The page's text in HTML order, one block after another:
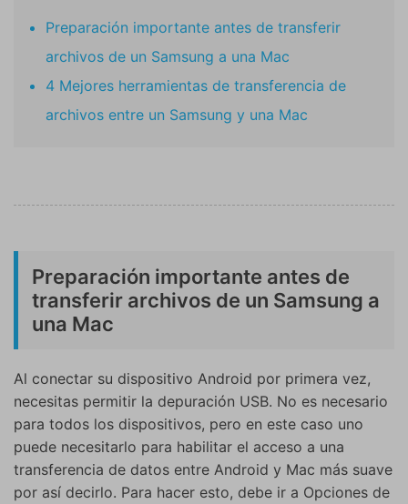
Preparación importante antes de transferir
archivos de un Samsung a una Mac
4 Mejores herramientas de transferencia de
archivos entre un Samsung y una Mac
Preparación importante antes de
transferir archivos de un Samsung a
una Mac
Al conectar su dispositivo Android por primera vez,
necesitas permitir la depuración USB. No es necesario
para todos los dispositivos, pero en este caso uno
puede necesitarlo para habilitar el acceso a una
transferencia de datos entre Android y Mac más suave
por así decirlo. Para hacer esto, debe ir a Opciones de